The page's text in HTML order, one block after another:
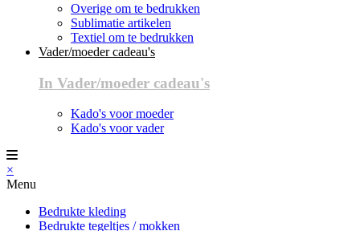
Overige om te bedrukken
Sublimatie artikelen
Textiel om te bedrukken
Vader/moeder cadeau's
In Vader/moeder cadeau's
Kado's voor moeder
Kado's voor vader
×
Menu
Bedrukte kleding
Bedrukte tegeltjes / mokken